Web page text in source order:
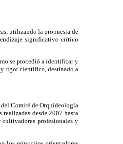
utilizando la propuesta de
significativo crítico
se procedió a identificar y
y rigor científico, destinado a
Comité de Orquideología
desde 2007 hasta
cultivadores profesionales y